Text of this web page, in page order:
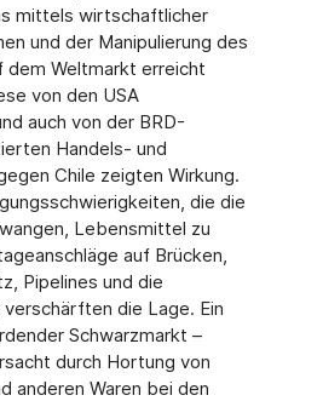
mittels wirtschaftlicher
und der Manipulierung des
dem Weltmarkt erreicht
von den USA
auch von der BRD-
Handels- und
Chile zeigten Wirkung.
die die
Lebensmittel zu
auf Brücken,
Pipelines und die
die Lage. Ein
Schwarzmarkt –
durch Hortung von
anderen Waren bei den